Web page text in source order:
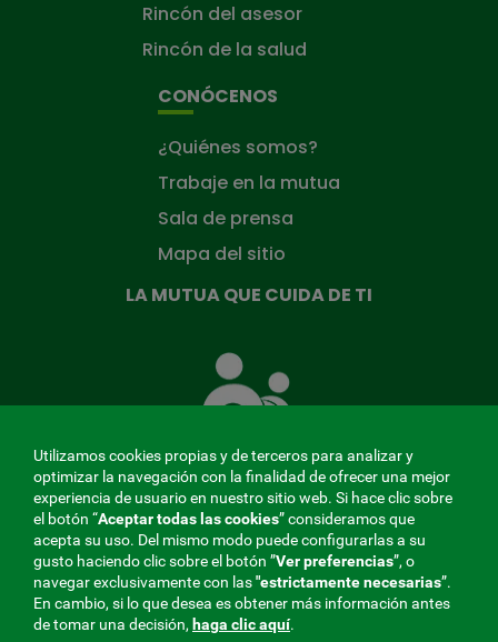
Rincón del asesor
Rincón de la salud
CONÓCENOS
¿Quiénes somos?
Trabaje en la mutua
Sala de prensa
Mapa del sitio
LA MUTUA QUE CUIDA DE TI
Mutua
que
ti
MENÚ
REDES
Utilizamos cookies propias y de terceros para analizar y
optimizar la navegación con la finalidad de ofrecer una mejor
experiencia de usuario en nuestro sitio web. Si hace clic sobre
el botón “Aceptar todas las cookies” consideramos que
acepta su uso. Del mismo modo puede configurarlas a su
gusto haciendo clic sobre el botón ”Ver preferencias”, o
navegar exclusivamente con las"estrictamentenecesarias”.
En cambio, si lo que desea es obtener más información antes
de tomar una decisión, haga clic aquí.